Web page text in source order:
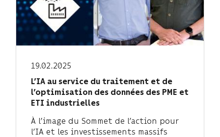
19.02.2025
L’IA au service du traitement et de
l’optimisation des données des PME et
ETI industrielles
À l’image du Sommet de l’action pour
l’IA et les investissements massifs